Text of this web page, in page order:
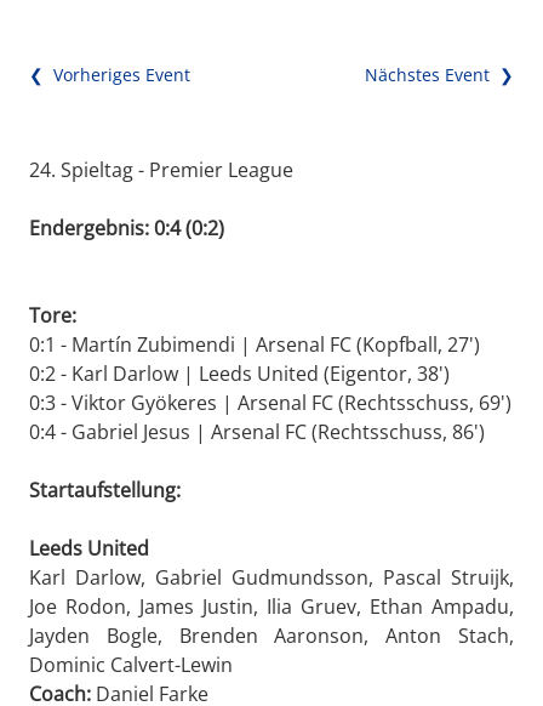
❮ Vorheriges Event Nächstes Event ❯
24. Spieltag - Premier League
Endergebnis: 0:4 (0:2)
Tore:
0:1 - Martín Zubimendi | Arsenal FC (Kopfball, 27')
0:2 - Karl Darlow | Leeds United (Eigentor, 38')
0:3 - Viktor Gyökeres | Arsenal FC (Rechtsschuss, 69')
0:4 - Gabriel Jesus | Arsenal FC (Rechtsschuss, 86')
Startaufstellung:
Leeds United
Karl Darlow, Gabriel Gudmundsson, Pascal Struijk,
Joe Rodon, James Justin, Ilia Gruev, Ethan Ampadu,
Jayden Bogle, Brenden Aaronson, Anton Stach,
Dominic Calvert-Lewin
Coach: Daniel Farke